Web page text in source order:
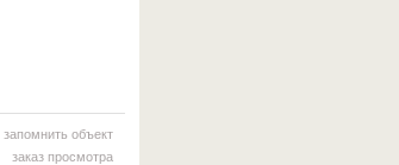
запомнить объект
заказ просмотра